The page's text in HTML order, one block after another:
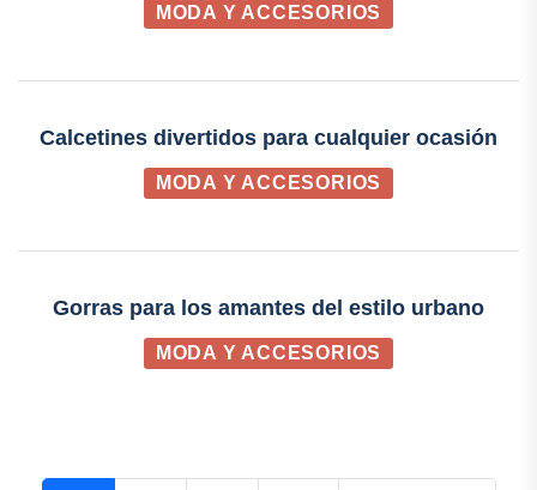
MODA Y ACCESORIOS
Calcetines divertidos para cualquier ocasión
MODA Y ACCESORIOS
Gorras para los amantes del estilo urbano
MODA Y ACCESORIOS